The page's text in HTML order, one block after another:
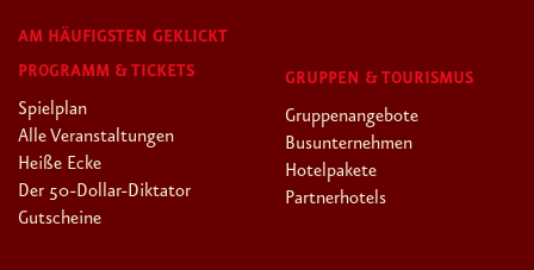
AM HÄUFIGSTEN GEKLICKT
PROGRAMM & TICKETS
Spielplan
Alle Veranstaltungen
Heiße Ecke
Der 50-Dollar-Diktator
Gutscheine
GRUPPEN & TOURISMUS
Gruppenangebote
Busunternehmen
Hotelpakete
Partnerhotels